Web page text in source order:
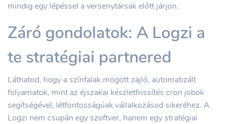
mindig egy lépéssel a versenytársak előtt járjon.
Záró gondolatok: A Logzi a
te stratégiai partnered
Láthatod, hogy a színfalak mögött zajló, automatizált
folyamatok, mint az éjszakai készletfrissítés cron jobok
segítségével, létfontosságúak vállalkozásod sikeréhez. A
Logzi nem csupán egy szoftver, hanem egy stratégiai